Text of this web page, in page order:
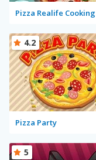
Pizza Realife Cooking
Pizza Party
4.2
5